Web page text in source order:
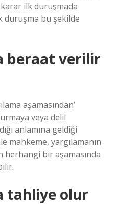
ilk duruşmada
duruşma bu şekilde
beraat verilir
aşamasından’
veya delil
anlamına geldiği
mahkeme, yargılamanın
herhangi bir aşamasında
tahliye olur